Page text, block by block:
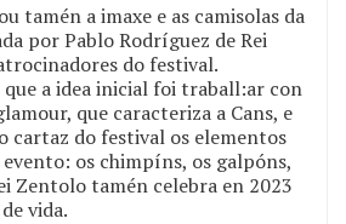
tamén a imaxe e as camisolas da
por Pablo Rodríguez de Rei
do festival.
a idea inicial foi traball:ar con
que caracteriza a Cans, e
do festival os elementos
os chimpíns, os galpóns,
Zentolo tamén celebra en 2023
vida.